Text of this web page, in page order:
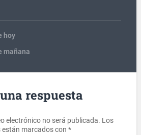
hoy
mañana
respuesta
electrónico no será publicada. Los
marcados con *